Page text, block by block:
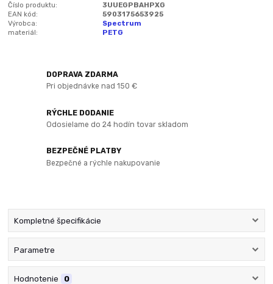
Číslo produktu:
3UUEGPBAHPXG
EAN kód:
5903175653925
Výrobca:
Spectrum
materiál:
PETG
DOPRAVA ZDARMA
Pri objednávke nad 150 €
RÝCHLE DODANIE
Odosielame do 24 hodín tovar skladom
BEZPEČNÉ PLATBY
Bezpečné a rýchle nakupovanie
Kompletné špecifikácie
Parametre
Hodnotenie 0